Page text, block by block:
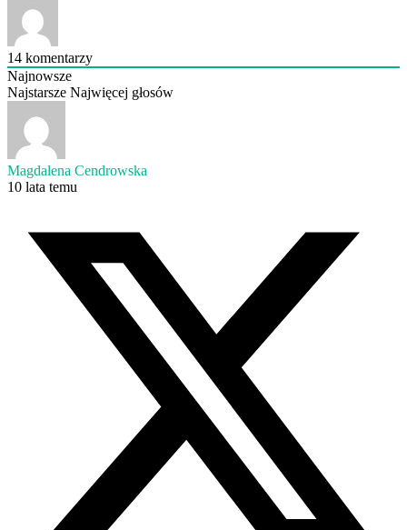
14 komentarzy
Najnowsze
Najstarsze Najwięcej głosów
Magdalena Cendrowska
10 lata temu